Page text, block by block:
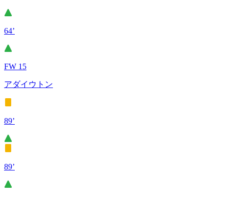
64’
FW 15
アダイウトン
89’
89’